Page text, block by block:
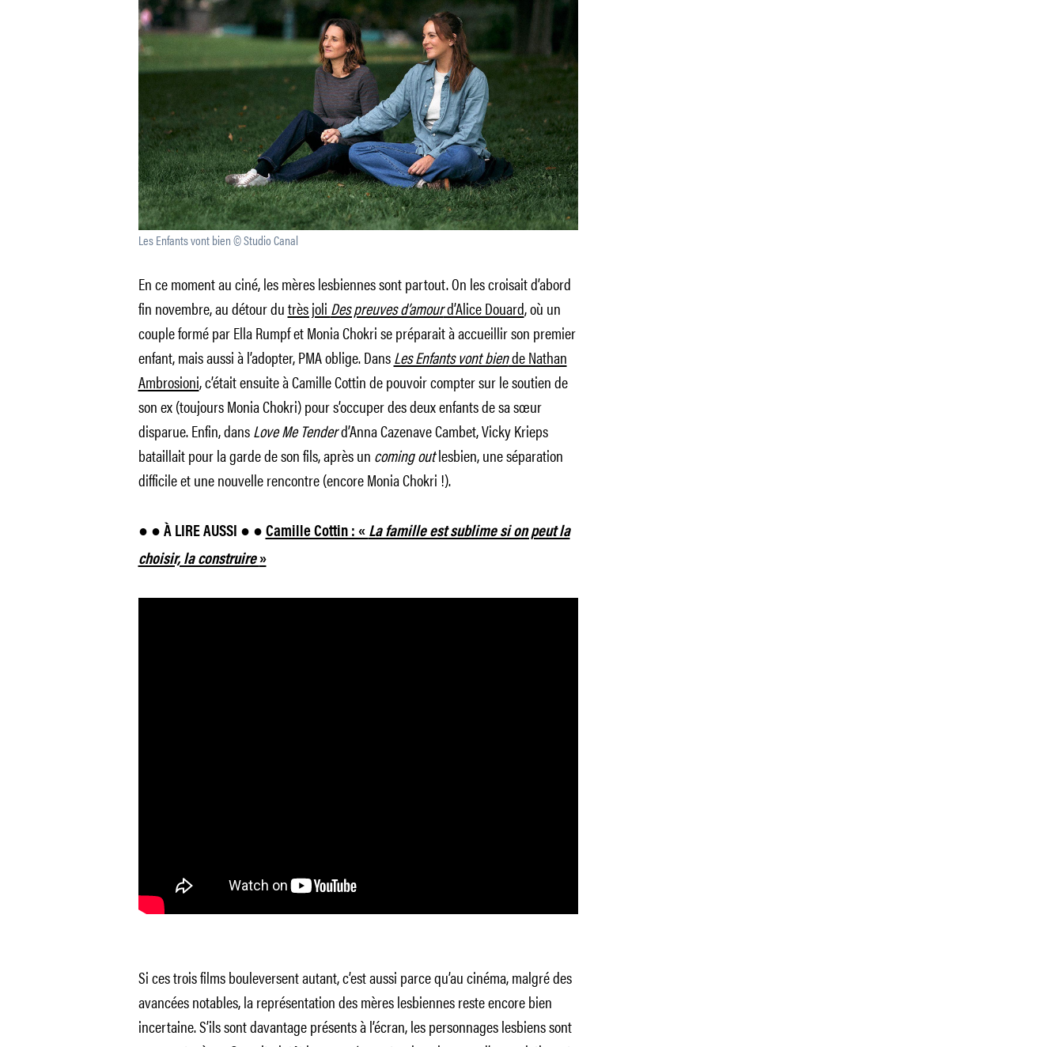
Les Enfants vont bien © Studio Canal
En ce moment au ciné, les mères lesbiennes sont partout. On les croisait d’abord
fin novembre, au détour dutrès joli Des preuves d’amourd’Alice Douard, où un
couple formé par Ella Rumpf et Monia Chokri se préparait à accueillir son premier
enfant, mais aussi à l’adopter, PMA oblige. DansLes Enfants vont biende Nathan
Ambrosioni, c’était ensuite à Camille Cottin de pouvoir compter sur le soutien de
son ex (toujours Monia Chokri) pour s’occuper des deux enfants de sa sœur
disparue. Enfin, dansLove Me Tenderd’Anna Cazenave Cambet, Vicky Krieps
bataillait pour la garde de son fils, après un coming outlesbien, une séparation
difficile et une nouvelle rencontre (encore Monia Chokri !).
● ● À LIRE AUSSI ● ● Camille Cottin : « La famille est sublime si on peut la
choisir, la construire»
Si ces trois films bouleversent autant, c’est aussi parce qu’au cinéma, malgré des
avancées notables, la représentation des mères lesbiennes reste encore bien
incertaine. S’ils sont davantage présents à l’écran, les personnages lesbiens sont